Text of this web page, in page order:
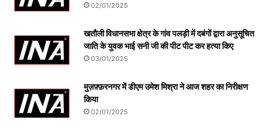
02/01/2025
खतौली विधानसभा क्षेत्र के गांव पलड़ी में दबंगों द्वारा अनुसूचित
जाति के युवक भाई सनी जी की पीट पीट कर हत्या किए
03/01/2025
मुज़फ़्फ़रनगर में डीएम उमेश मिश्रा ने आज शहर का निरीक्षण
किया
02/01/2025